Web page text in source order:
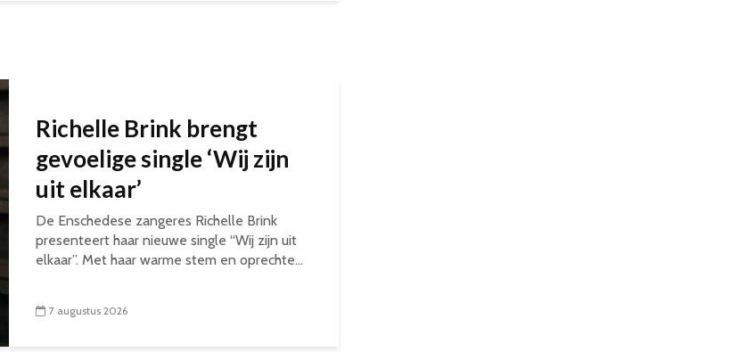
Richelle Brink brengt
gevoelige single ‘Wij zijn
uit elkaar’
De Enschedese zangeres Richelle Brink
presenteert haar nieuwe single “Wij zijn uit
elkaar”. Met haar warme stem en oprechte...
7 augustus 2026